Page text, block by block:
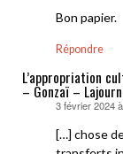
Bon papier.
Répondre
L’appropriation
– Gonzaï –
3 février 2024
[…] chose